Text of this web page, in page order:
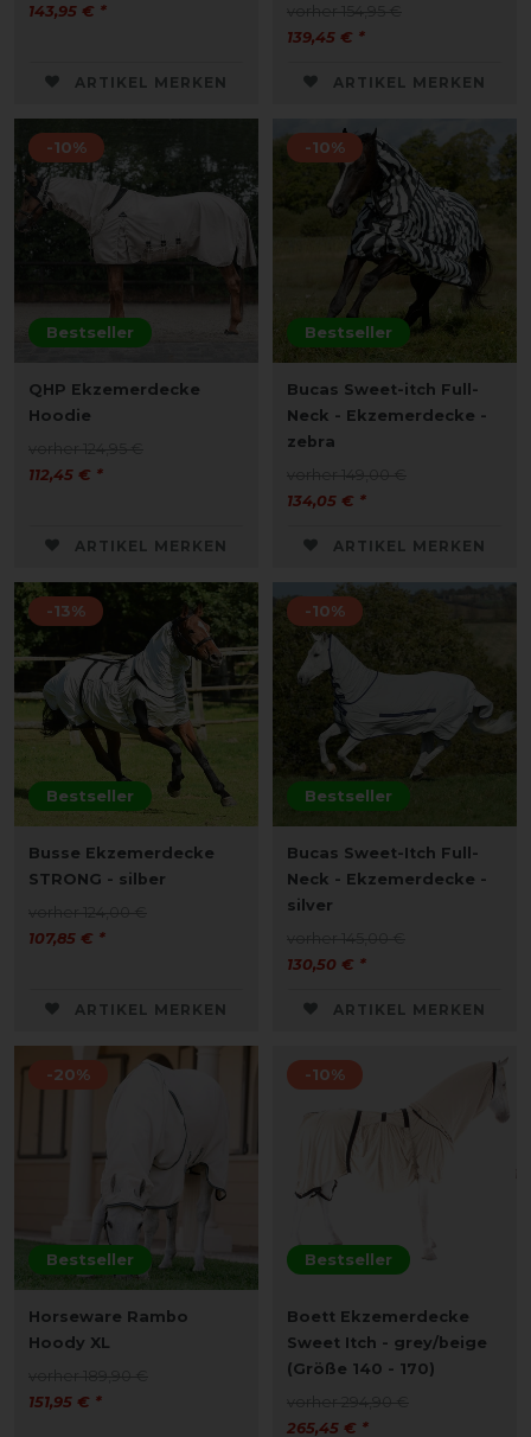
143,95 € *
ARTIKEL MERKEN
139,45 € *
ARTIKEL MERKEN
Bestseller
-10%
QHP Ekzemerdecke
Hoodie
112,45 € *
ARTIKEL MERKEN
Bestseller
-10%
Bucas Sweet-itch Full-
Neck - Ekzemerdecke -
zebra
134,05 € *
ARTIKEL MERKEN
Bestseller
-13%
Busse Ekzemerdecke
STRONG - silber
107,85 € *
ARTIKEL MERKEN
Bestseller
-10%
Bucas Sweet-Itch Full-
Neck - Ekzemerdecke -
silver
130,50 € *
ARTIKEL MERKEN
Bestseller
-20%
Horseware Rambo
Hoody XL
151,95 € *
Bestseller
-10%
Boett Ekzemerdecke
Sweet Itch - grey/beige
(Größe 140 - 170)
265,45 € *